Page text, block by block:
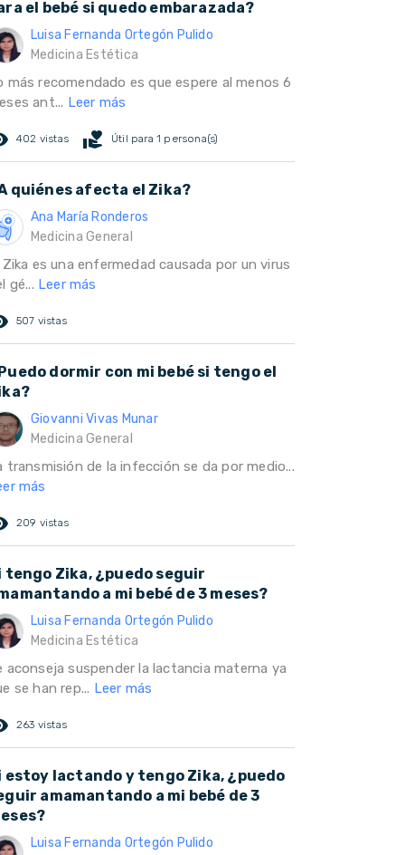
el bebé si quedo embarazada?
Luisa Fernanda Ortegón Pulido
Medicina Estética
más recomendado es que espere al menos 6
ant... Leer más
402 vistas volunteer_activism Útil para 1 persona(s)
quiénes afecta el Zika?
Ana María Ronderos
Medicina General
Zika es una enfermedad causada por un virus
gé... Leer más
507 vistas
dormir con mi bebé si tengo el
Giovanni Vivas Munar
Medicina General
transmisión de la infección se da por medio...
más
209 vistas
tengo Zika, ¿puedo seguir
a mi bebé de 3 meses?
Luisa Fernanda Ortegón Pulido
Medicina Estética
aconseja suspender la lactancia materna ya
se han rep... Leer más
263 vistas
estoy lactando y tengo Zika, ¿puedo
amamantando a mi bebé de 3
Luisa Fernanda Ortegón Pulido